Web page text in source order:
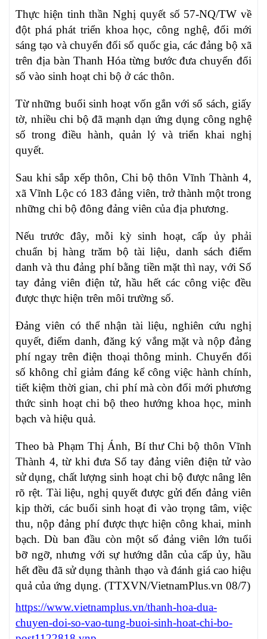
Thực hiện tinh thần Nghị quyết số 57-NQ/TW về
đột phá phát triển khoa học, công nghệ, đổi mới
sáng tạo và chuyển đổi số quốc gia, các đảng bộ xã
trên địa bàn Thanh Hóa từng bước đưa chuyển đổi
số vào sinh hoạt chi bộ ở các thôn.
Từ những buổi sinh hoạt vốn gắn với sổ sách, giấy
tờ, nhiều chi bộ đã mạnh dạn ứng dụng công nghệ
số trong điều hành, quản lý và triển khai nghị
quyết.
Sau khi sắp xếp thôn, Chi bộ thôn Vĩnh Thành 4,
xã Vĩnh Lộc có 183 đảng viên, trở thành một trong
những chi bộ đông đảng viên của địa phương.
Nếu trước đây, mỗi kỳ sinh hoạt, cấp ủy phải
chuẩn bị hàng trăm bộ tài liệu, danh sách điểm
danh và thu đảng phí bằng tiền mặt thì nay, với Sổ
tay đảng viên điện tử, hầu hết các công việc đều
được thực hiện trên môi trường số.
Đảng viên có thể nhận tài liệu, nghiên cứu nghị
quyết, điểm danh, đăng ký vắng mặt và nộp đảng
phí ngay trên điện thoại thông minh. Chuyển đổi
số không chỉ giảm đáng kể công việc hành chính,
tiết kiệm thời gian, chi phí mà còn đổi mới phương
thức sinh hoạt chi bộ theo hướng khoa học, minh
bạch và hiệu quả.
Theo bà Phạm Thị Ánh, Bí thư Chi bộ thôn Vĩnh
Thành 4, từ khi đưa Sổ tay đảng viên điện tử vào
sử dụng, chất lượng sinh hoạt chi bộ được nâng lên
rõ rệt. Tài liệu, nghị quyết được gửi đến đảng viên
kịp thời, các buổi sinh hoạt đi vào trọng tâm, việc
thu, nộp đảng phí được thực hiện công khai, minh
bạch. Dù ban đầu còn một số đảng viên lớn tuổi
bỡ ngỡ, nhưng với sự hướng dẫn của cấp ủy, hầu
hết đều đã sử dụng thành thạo và đánh giá cao hiệu
quả của ứng dụng. (TTXVN/VietnamPlus.vn 08/7)
https://www.vietnamplus.vn/thanh-hoa-dua-
chuyen-doi-so-vao-tung-buoi-sinh-hoat-chi-bo-